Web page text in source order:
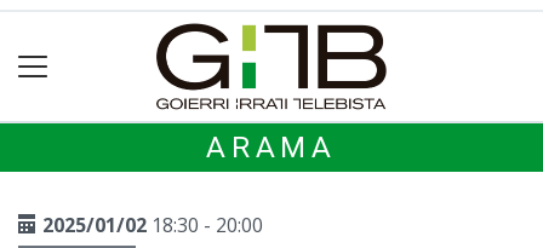
ARAMA
2025/01/02 18:30 - 20:00